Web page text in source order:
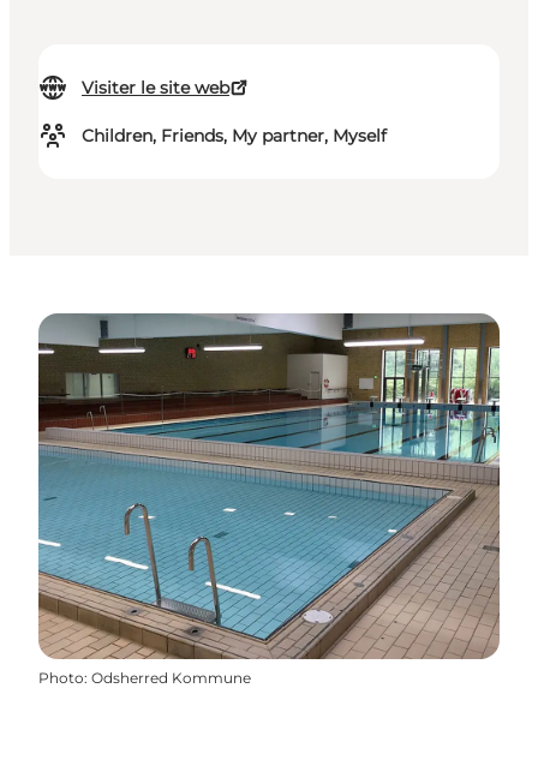
Visiter le site web
Children, Friends, My partner, Myself
Photo: Odsherred Kommune